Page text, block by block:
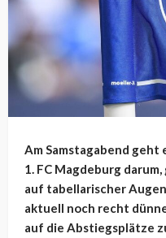
Am Samstagabend geht
1. FC Magdeburg
auf tabellarischer
aktuell noch recht
auf die Abstiegsplätze